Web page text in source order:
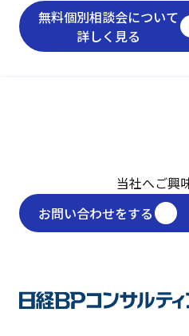
無料個別相談会について
詳しく見る
当社へご興
お問い合わせをする